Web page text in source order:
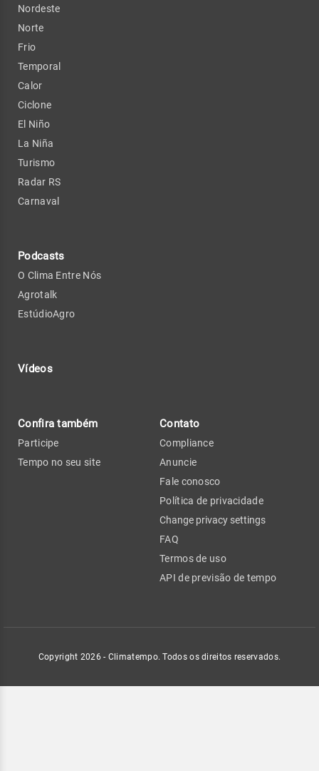
Nordeste
Norte
Frio
Temporal
Calor
Ciclone
El Niño
La Niña
Turismo
Radar RS
Carnaval
Podcasts
O Clima Entre Nós
Agrotalk
EstúdioAgro
Vídeos
Confira também
Participe
Tempo no seu site
Contato
Compliance
Anuncie
Fale conosco
Política de privacidade
Change privacy settings
FAQ
Termos de uso
API de previsão de tempo
Copyright 2026 - Climatempo. Todos os direitos reservados.